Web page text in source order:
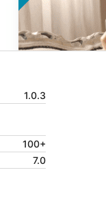
1.0.3
100+
7.0